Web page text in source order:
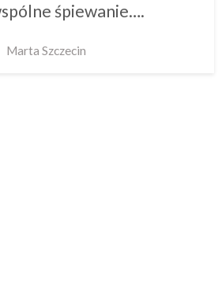
śpiewanie….
Marta Szczecin